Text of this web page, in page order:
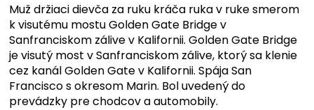
Muž držiaci dievča za ruku kráča ruka v ruke smerom
k visutému mostu Golden Gate Bridge v
Sanfranciskom zálive v Kalifornii. Golden Gate Bridge
je visutý most v Sanfranciskom zálive, ktorý sa klenie
cez kanál Golden Gate v Kalifornii. Spája San
Francisco s okresom Marin. Bol uvedený do
prevádzky pre chodcov a automobily.